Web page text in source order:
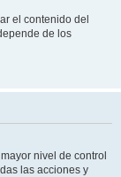
el contenido del
de los
nivel de control
las acciones y